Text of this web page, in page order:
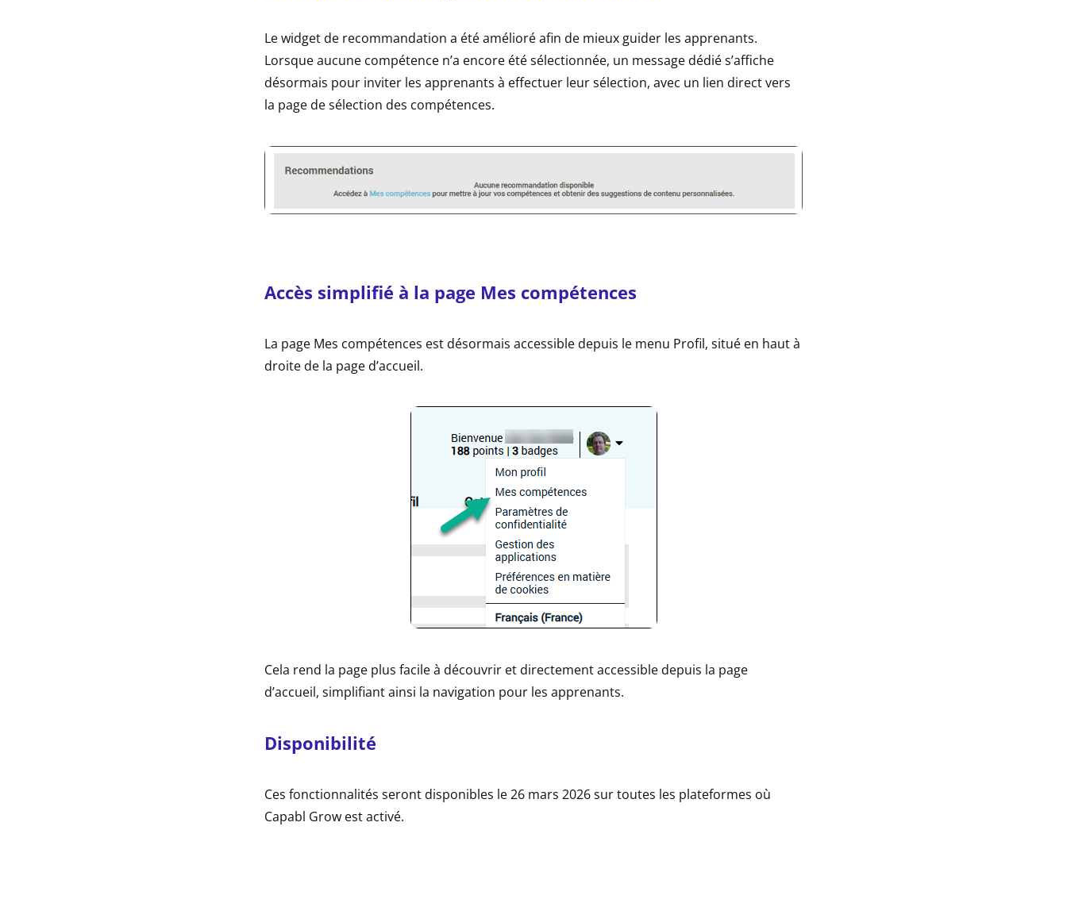
Le widget de recommandation a été amélioré afin de mieux guider les apprenants.
Lorsque aucune compétence n’a encore été sélectionnée, un message dédié s’affiche
désormais pour inviter les apprenants à effectuer leur sélection, avec un lien direct vers
la page de sélection des compétences.
Accès simplifié à la page Mes compétences
La page Mes compétences est désormais accessible depuis le menu Profil, situé en haut à
droite de la page d’accueil.
Cela rend la page plus facile à découvrir et directement accessible depuis la page
d’accueil, simplifiant ainsi la navigation pour les apprenants.
Disponibilité
Ces fonctionnalités seront disponibles le 26 mars 2026 sur toutes les plateformes où
Capabl Grow est activé.